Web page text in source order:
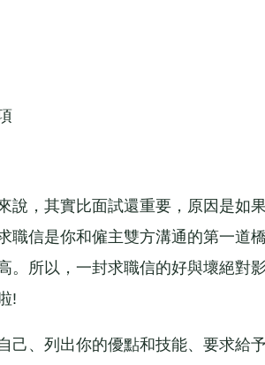
，其實比面試還重要，原因是如
職信是你和僱主雙方溝通的第一道
。所以，一封求職信的好與壞絕對
!
、列出你的優點和技能、要求給